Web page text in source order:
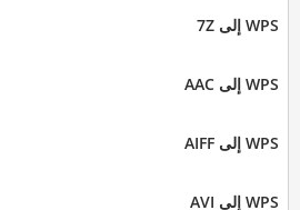
WPS إلى 7Z
WPS إلى AAC
WPS إلى AIFF
WPS إلى AVI